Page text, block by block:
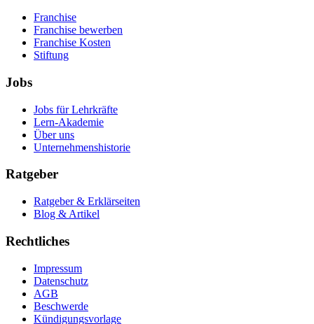
Franchise
Franchise bewerben
Franchise Kosten
Stiftung
Jobs
Jobs für Lehrkräfte
Lern-Akademie
Über uns
Unternehmenshistorie
Ratgeber
Ratgeber & Erklärseiten
Blog & Artikel
Rechtliches
Impressum
Datenschutz
AGB
Beschwerde
Kündigungsvorlage